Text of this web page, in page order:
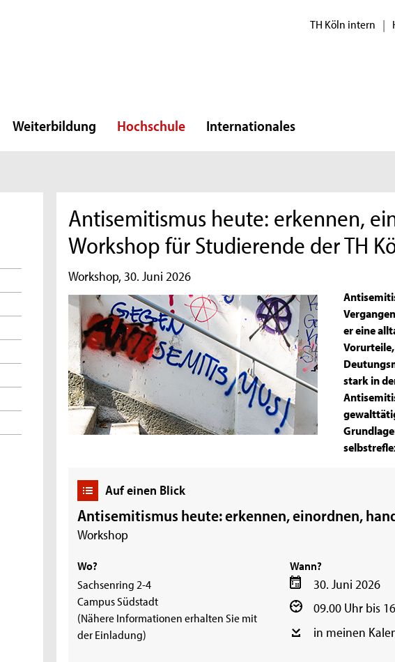
TH Köln intern |
Weiterbildung Hochschule Internationales
Antisemitismus heute: erkennen,
Workshop für Studierende der TH
Workshop, 30. Juni 2026
er eine
stark in
Auf einen Blick
Antisemitismus heute: erkennen, einordnen,
Workshop
Wann?
30. Juni 2026
09.00 Uhr bis
in meinen
Wo?
Sachsenring 2-4
Campus Südstadt
(Nähere Informationen erhalten Sie mit
der Einladung)